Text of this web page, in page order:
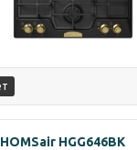
HGG646BK